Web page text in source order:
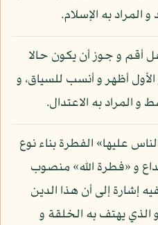
المراد به الإسلام.
أقم و جوز أن يكون حالا
أظهر و أنسب للسياق، و
المراد به الاعتدال.
عليها» الفطرة بناء نوع
و «فطرة الله» منصوب
إشارة إلى أن هذا الدين
يهتف به الخلقة و